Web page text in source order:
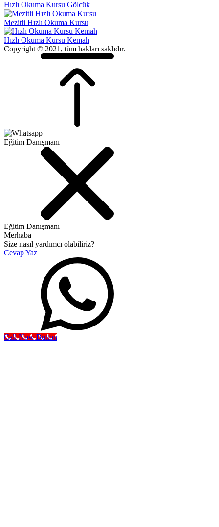
Hızlı Okuma Kursu Gölcük
Mezitli Hızlı Okuma Kursu
Hızlı Okuma Kursu Kemah
Copyright © 2021, tüm hakları saklıdır.
Eğitim Danışmanı
Eğitim Danışmanı
Merhaba
Size nasıl yardımcı olabiliriz?
Cevap Yaz
Call Now Button